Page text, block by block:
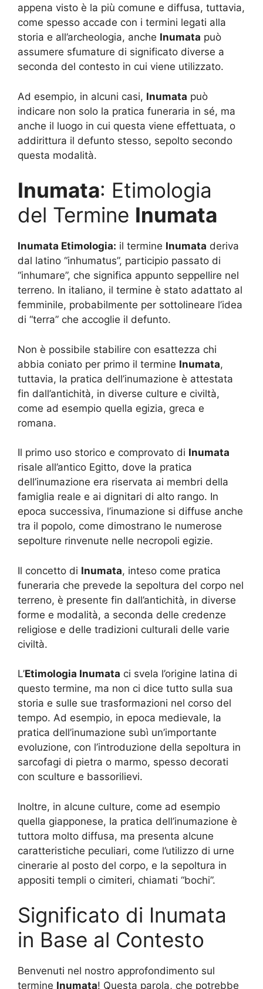
appena visto è la più comune e diffusa, tuttavia,
come spesso accade con i termini legati alla
storia e all’archeologia, anche Inumata può
assumere sfumature di significato diverse a
seconda del contesto in cui viene utilizzato.
Ad esempio, in alcuni casi, Inumata può
indicare non solo la pratica funeraria in sé, ma
anche il luogo in cui questa viene effettuata, o
addirittura il defunto stesso, sepolto secondo
questa modalità.
Inumata: Etimologia
del Termine Inumata
Inumata Etimologia: il termine Inumata deriva
dal latino “inhumatus”, participio passato di
“inhumare”, che significa appunto seppellire nel
terreno. In italiano, il termine è stato adattato al
femminile, probabilmente per sottolineare l’idea
di “terra” che accoglie il defunto.
Non è possibile stabilire con esattezza chi
abbia coniato per primo il termine Inumata,
tuttavia, la pratica dell’inumazione è attestata
fin dall’antichità, in diverse culture e civiltà,
come ad esempio quella egizia, greca e
romana.
Il primo uso storico e comprovato di Inumata
risale all’antico Egitto, dove la pratica
dell’inumazione era riservata ai membri della
famiglia reale e ai dignitari di alto rango. In
epoca successiva, l’inumazione si diffuse anche
tra il popolo, come dimostrano le numerose
sepolture rinvenute nelle necropoli egizie.
Il concetto di Inumata, inteso come pratica
funeraria che prevede la sepoltura del corpo nel
terreno, è presente fin dall’antichità, in diverse
forme e modalità, a seconda delle credenze
religiose e delle tradizioni culturali delle varie
civiltà.
L’Etimologia Inumata ci svela l’origine latina di
questo termine, ma non ci dice tutto sulla sua
storia e sulle sue trasformazioni nel corso del
tempo. Ad esempio, in epoca medievale, la
pratica dell’inumazione subì un’importante
evoluzione, con l’introduzione della sepoltura in
sarcofagi di pietra o marmo, spesso decorati
con sculture e bassorilievi.
Inoltre, in alcune culture, come ad esempio
quella giapponese, la pratica dell’inumazione è
tuttora molto diffusa, ma presenta alcune
caratteristiche peculiari, come l’utilizzo di urne
cinerarie al posto del corpo, e la sepoltura in
appositi templi o cimiteri, chiamati “bochi”.
Significato di Inumata
in Base al Contesto
Benvenuti nel nostro approfondimento sul
termine Inumata! Questa parola, che potrebbe